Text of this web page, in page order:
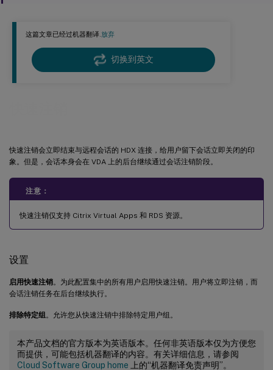
这篇文章已经过机器翻译.放弃
切换到英文
快速注销会立即结束与远程会话的 HDX 连接，给用户留下会话立即关闭的印
象。但是，会话本身会在 VDA 上的后台继续通过会话注销阶段。
注意：
快速注销仅支持 Citrix Virtual Apps 和 RDS 资源。
设置
启用快速注销。为此配置集中的所有用户启用快速注销。用户将立即注销，而
会话注销任务在后台继续执行。
排除特定组 。允许您从快速注销中排除特定用户组。
本产品文档的官方版本为英语版本。任何非英语版本仅为方便您
而提供，可能包括机器翻译的内容。有关详细信息，请参阅
Cloud Software Group home 上的“机器翻译免责声明”。